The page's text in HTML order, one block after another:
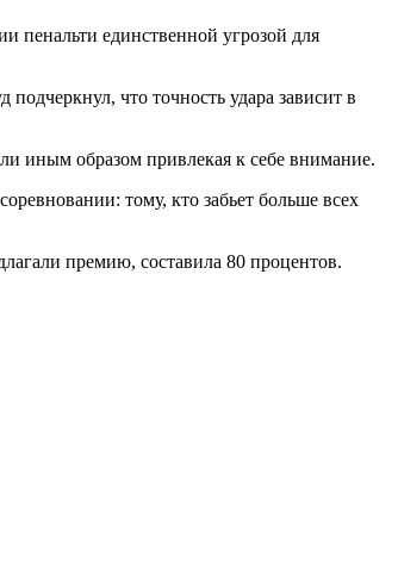
пенальти единственной угрозой для
что точность удара зависит в
иным образом привлекая к себе внимание.
тому, кто забьет больше всех
премию, составила 80 процентов.